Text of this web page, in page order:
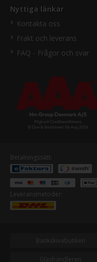
Nyttiga länkar
Kontakta oss
Frakt och leverans
FAQ - Frågor och svar
Betalningssätt:
Leveransmetoder:
Bankskivabutiken
Glashandleren